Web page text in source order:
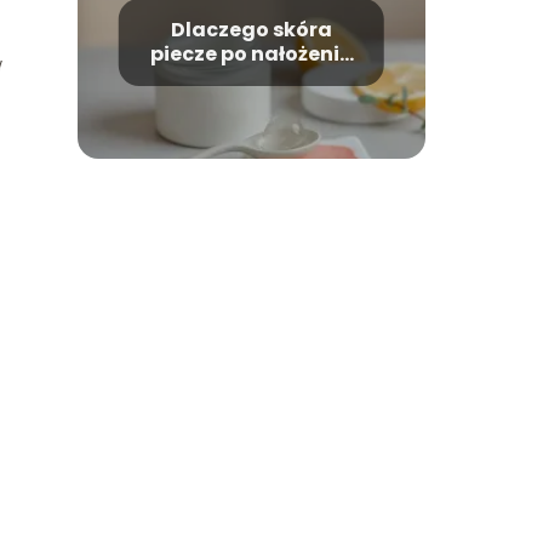
Dlaczego skóra
piecze po nałożeniu
nawilżającego?